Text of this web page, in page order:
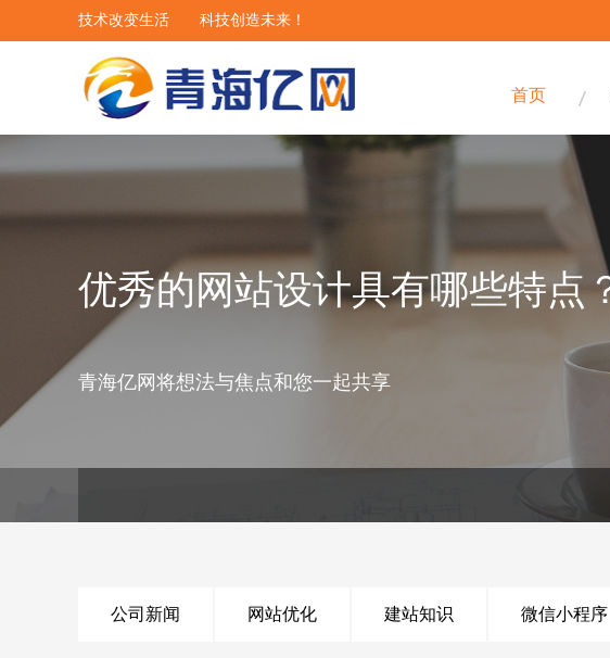
技术改变生活 科技创造未来！
首页
优秀的网站设计具有哪些特点
青海亿网将想法与焦点和您一起共享
公司新闻 网站优化 建站知识 微信小程序